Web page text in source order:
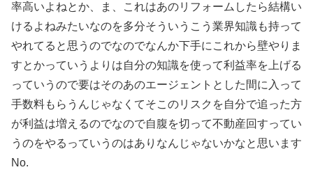
率高いよねとか、ま、これはあのリフォームしたら結構い
けるよねみたいなのを多分そういうこう業界知識も持って
やれてると思うのでなのでなんか下手にこれから壁やりま
すとかっていうよりは自分の知識を使って利益率を上げる
っていうので要はそのあのエージェントとした間に入って
手数料もらうんじゃなくてそこのリスクを自分で追った方
が利益は増えるのでなので自腹を切って不動産回すってい
うのをやるっていうのはありなんじゃないかなと思います
No.